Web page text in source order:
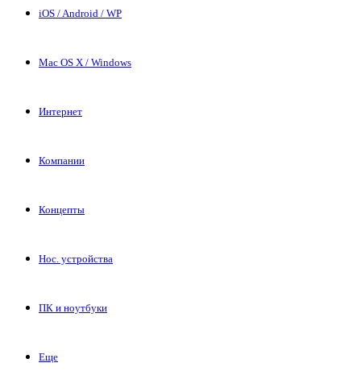
iOS / Android / WP
Mac OS X / Windows
Интернет
Компании
Концепты
Нос. устройства
ПК и ноутбуки
Еще